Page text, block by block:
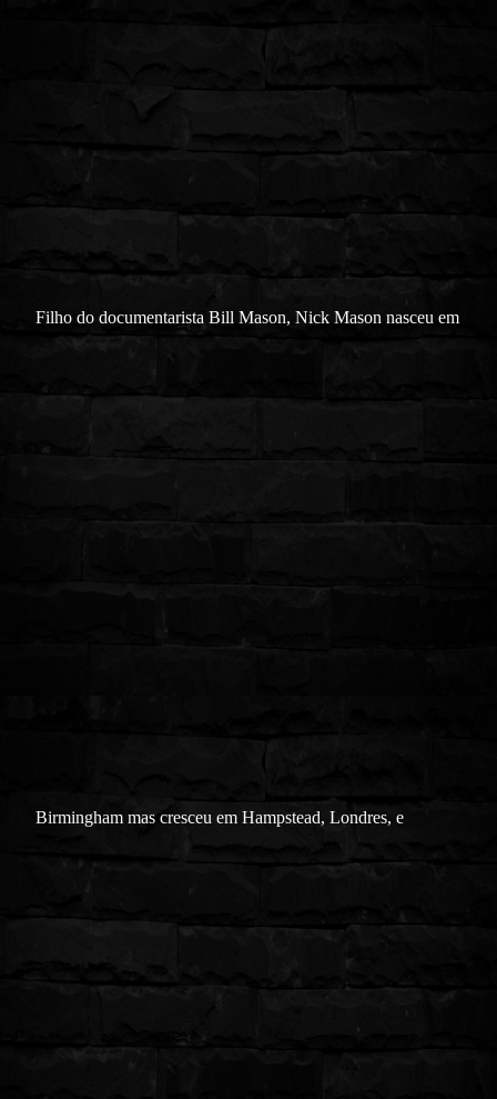
Filho do documentarista Bill Mason, Nick Mason nasceu em
Birmingham mas cresceu em Hampstead, Londres, e